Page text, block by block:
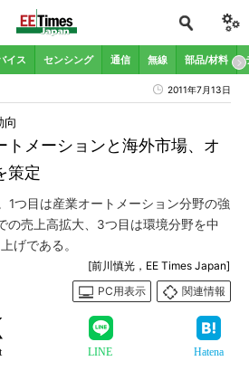
イス センシング 通信 無線 部品/材料
2011年7月13日
トメーションと海外市場、オ
策定
向
1つ目は産業オートメーション分野の強
の売上高拡大、3つ目は環境分野を中
げである。
[前川慎光，EE Times Japan]
PC用表示
関連情報
LINE Hatena